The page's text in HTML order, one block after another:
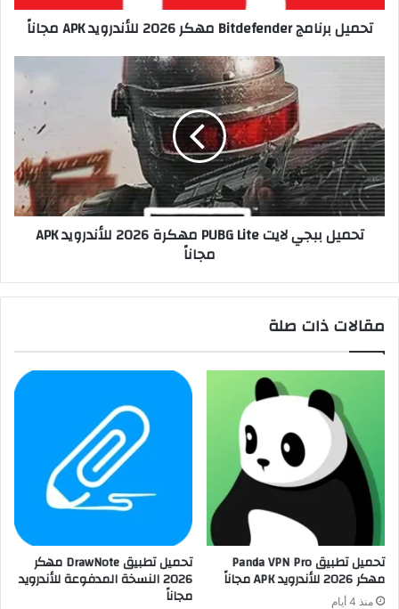
تحميل برنامج Bitdefender مهكر 2026 للأندرويد APK مجاناً
تحميل ببجي لايت PUBG Lite مهكرة 2026 للأندرويد APK
مجاناً
مقالات ذات صلة
تحميل تطبيق Panda VPN Pro
مهكر 2026 للأندرويد APK مجاناً
منذ 4 أيام
تحميل تطبيق DrawNote مهكر
2026 النسخة المدفوعة للأندرويد
مجاناً